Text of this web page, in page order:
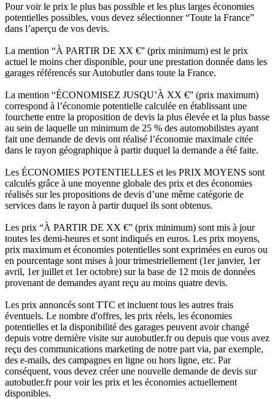
Pour voir le prix le plus bas possible et les plus larges économies
potentielles possibles, vous devez sélectionner “Toute la France”
dans l’aperçu de vos devis.
La mention “À PARTIR DE XX €” (prix minimum) est le prix
actuel le moins cher disponible, pour une prestation donnée dans les
garages référencés sur Autobutler dans toute la France.
La mention “ÉCONOMISEZ JUSQU’À XX €” (prix maximum)
correspond à l’économie potentielle calculée en établissant une
fourchette entre la proposition de devis la plus élevée et la plus basse
au sein de laquelle un minimum de 25 % des automobilistes ayant
fait une demande de devis ont réalisé l’économie maximale citée
dans le rayon géographique à partir duquel la demande a été faite.
Les ÉCONOMIES POTENTIELLES et les PRIX MOYENS sont
calculés grâce à une moyenne globale des prix et des économies
réalisés sur les propositions de devis d’une même catégorie de
services dans le rayon à partir duquel ils sont obtenus.
Les prix “À PARTIR DE XX €” (prix minimum) sont mis à jour
toutes les demi-heures et sont indiqués en euros. Les prix moyens,
prix maximum et économies potentielles sont exprimées en euros ou
en pourcentage sont mises à jour trimestriellement (1er janvier, 1er
avril, 1er juillet et 1er octobre) sur la base de 12 mois de données
provenant de demandes ayant reçu au moins quatre devis.
Les prix annoncés sont TTC et incluent tous les autres frais
éventuels. Le nombre d'offres, les prix réels, les économies
potentielles et la disponibilité des garages peuvent avoir changé
depuis votre dernière visite sur autobutler.fr ou depuis que vous avez
reçu des communications marketing de notre part via, par exemple,
des e-mails, des campagnes en ligne ou hors ligne, etc. Par
conséquent, vous devez créer une nouvelle demande de devis sur
autobutler.fr pour voir les prix et les économies actuellement
disponibles.